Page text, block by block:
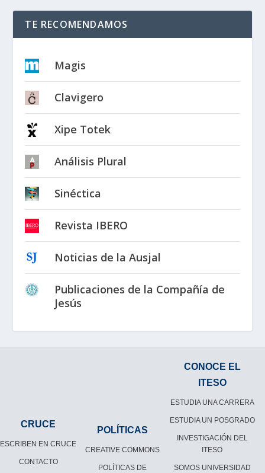
TE RECOMENDAMOS
Magis
Clavigero
Xipe Totek
Análisis Plural
Sinéctica
Revista IBERO
Noticias de la Ausjal
Publicaciones de la Compañía de
Jesús
CRUCE
ESCRIBEN EN CRUCE
CONTACTO
POLÍTICAS
CREATIVE COMMONS
POLÍTICAS DE
CONOCE EL
ITESO
ESTUDIA UNA CARRERA
ESTUDIA UN POSGRADO
INVESTIGACIÓN DEL
ITESO
SOMOS UNIVERSIDAD